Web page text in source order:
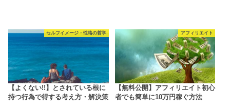
セルフイメージ・性格の哲学
【よくない!!】とされている根に
持つ行為で得する考え方・解決策
アフィリエイト
【無料公開】アフィリエイト初心
者でも簡単に10万円稼ぐ方法